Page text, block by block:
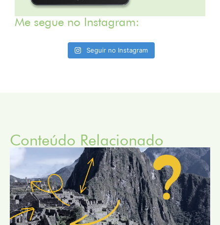
Me segue no Instagram:
Seguir no Instagram
Conteúdo Relacionado